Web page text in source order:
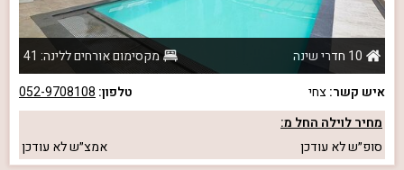
10 חדרי שינה
מקסימום אורחים ללינה: 41
איש קשר:צחי טלפון: 052-9708108
מחיר לוילה החל מ:
סופ״שלא עודכן אמצ״שלא עודכן